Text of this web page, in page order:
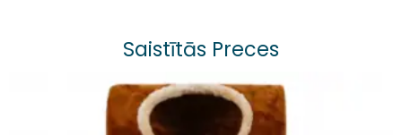
Saistītās Preces